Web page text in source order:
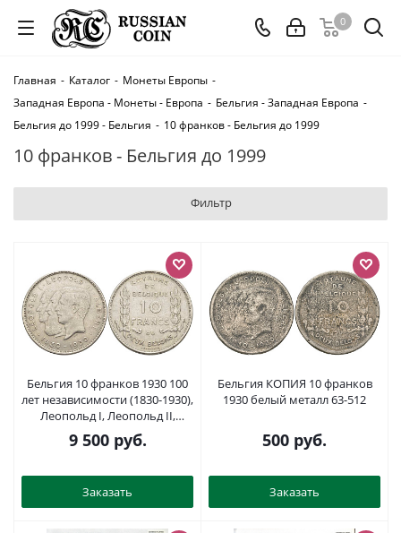
0
Главная - Каталог - Монеты Европы -
Западная Европа - Монеты - Европа - Бельгия - Западная Европа -
Бельгия до 1999 - Бельгия - 10 франков - Бельгия до 1999
10 франков - Бельгия до 1999
Фильтр
Бельгия 10 франков 1930 100
лет независимости (1830-1930),
Леопольд I, Леопольд II,
Альберт I, Belgique KM 99
никель 1519-111
9 500руб.
Заказать
Бельгия КОПИЯ 10 франков
1930 белый металл 63-512
500 руб.
Заказать